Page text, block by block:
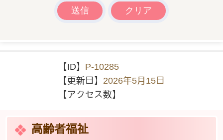
【ID】 P-10285
【更新日】 2026年5月15日
【アクセス数】
高齢者福祉